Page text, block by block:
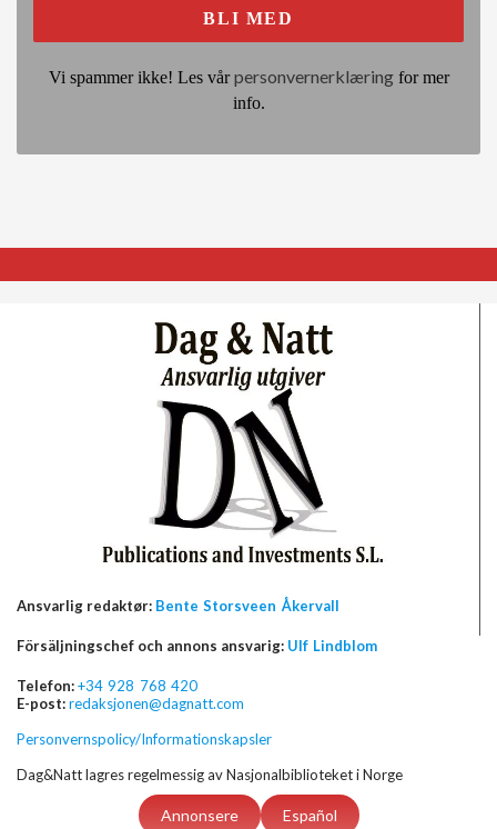
Vi spammer ikke! Les vårpersonvernerklæringfor mer
info.
Ansvarlig redaktør: Bente Storsveen Åkervall
Försäljningschef och annons ansvarig: Ulf Lindblom
Telefon:+34 928 768 420
E-post:redaksjonen@dagnatt.com
Personvernspolicy/Informationskapsler
Dag&Natt lagres regelmessig av Nasjonalbiblioteket i Norge
Annonsere Español